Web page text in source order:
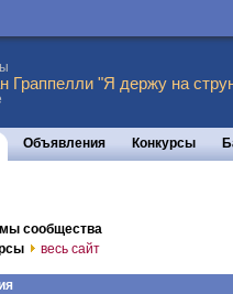
Граппелли "Я держу на
Объявления Конкурсы
сообщества
весь сайт